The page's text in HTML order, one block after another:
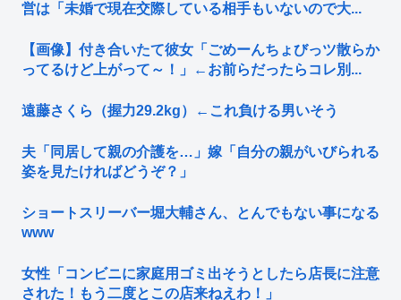
営は「未婚で現在交際している相手もいないので大...
【画像】付き合いたて彼女「ごめーんちょびっツ散らか
ってるけど上がって～！」←お前らだったらコレ別...
遠藤さくら（握力29.2kg）←これ負ける男いそう
夫「同居して親の介護を…」嫁「自分の親がいびられる
姿を見たければどうぞ？」
ショートスリーバー堀大輔さん、とんでもない事になる
www
女性「コンビニに家庭用ゴミ出そうとしたら店長に注意
された！もう二度とこの店来ねえわ！」